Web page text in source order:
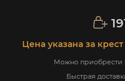
Цена указана за
Можно приобрести
Быстрая